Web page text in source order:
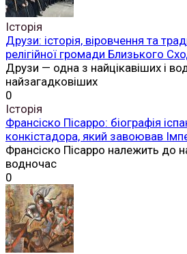
Історія
Друзи: історія, віровчення та
релігійної громади Близького
Друзи — одна з найцікавіших і
найзагадковіших
0
Історія
Франсіско Пісарро: біографія
конкістадора, який завоював
Франсіско Пісарро належить до
водночас
0